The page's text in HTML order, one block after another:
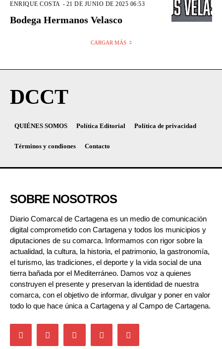
ENRIQUE COSTA - 21 DE JUNIO DE 2025 06:53
Bodega Hermanos Velasco
CARGAR MÁS
DCCT
QUIÉNES SOMOS Política Editorial Política de privacidad
Términos y condiones Contacto
SOBRE NOSOTROS
Diario Comarcal de Cartagena es un medio de comunicación
digital comprometido con Cartagena y todos los municipios y
diputaciones de su comarca. Informamos con rigor sobre la
actualidad, la cultura, la historia, el patrimonio, la gastronomía,
el turismo, las tradiciones, el deporte y la vida social de una
tierra bañada por el Mediterráneo. Damos voz a quienes
construyen el presente y preservan la identidad de nuestra
comarca, con el objetivo de informar, divulgar y poner en valor
todo lo que hace única a Cartagena y al Campo de Cartagena.